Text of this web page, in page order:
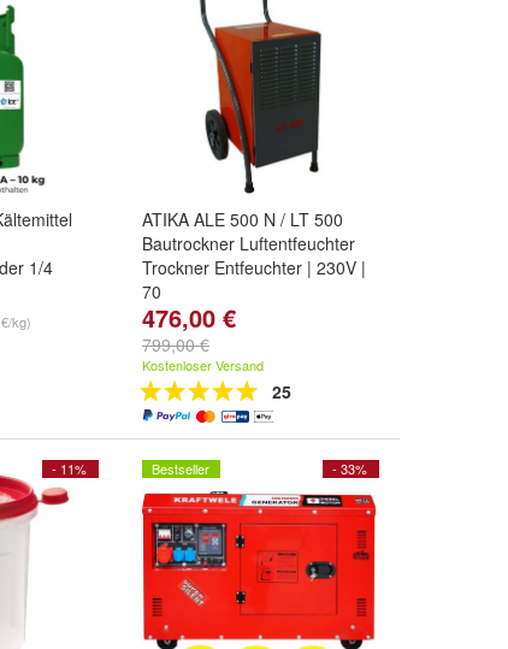
1/4
kg)
ATIKA ALE 500 N / LT 500
Bautrockner Luftentfeuchter
Trockner Entfeuchter | 230V |
70
476,00 €
799,00 €
Kostenloser Versand
25
- 11% - 33%
Bestseller